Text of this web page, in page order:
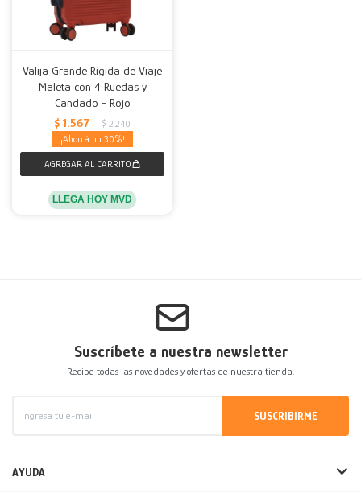
Valija Grande Rígida de Viaje
Maleta con 4 Ruedas y
Candado - Rojo
$ 1.567 $ 2.240
30
LLEGA HOY MVD
Suscríbete a nuestra newsletter
Recibe todas las novedades y ofertas de nuestra tienda.
SUSCRIBIRME
AYUDA